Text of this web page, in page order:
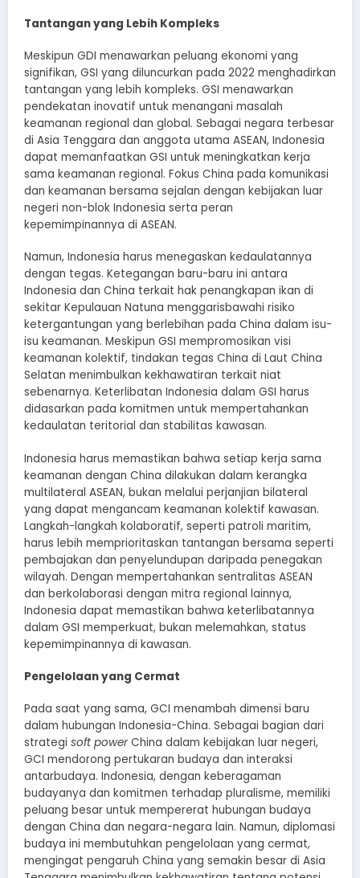
Tantangan yang Lebih Kompleks
Meskipun GDI menawarkan peluang ekonomi yang
signifikan, GSI yang diluncurkan pada 2022 menghadirkan
tantangan yang lebih kompleks. GSI menawarkan
pendekatan inovatif untuk menangani masalah
keamanan regional dan global. Sebagai negara terbesar
di Asia Tenggara dan anggota utama ASEAN, Indonesia
dapat memanfaatkan GSI untuk meningkatkan kerja
sama keamanan regional. Fokus China pada komunikasi
dan keamanan bersama sejalan dengan kebijakan luar
negeri non-blok Indonesia serta peran
kepemimpinannya di ASEAN.
Namun, Indonesia harus menegaskan kedaulatannya
dengan tegas. Ketegangan baru-baru ini antara
Indonesia dan China terkait hak penangkapan ikan di
sekitar Kepulauan Natuna menggarisbawahi risiko
ketergantungan yang berlebihan pada China dalam isu-
isu keamanan. Meskipun GSI mempromosikan visi
keamanan kolektif, tindakan tegas China di Laut China
Selatan menimbulkan kekhawatiran terkait niat
sebenarnya. Keterlibatan Indonesia dalam GSI harus
didasarkan pada komitmen untuk mempertahankan
kedaulatan teritorial dan stabilitas kawasan.
Indonesia harus memastikan bahwa setiap kerja sama
keamanan dengan China dilakukan dalam kerangka
multilateral ASEAN, bukan melalui perjanjian bilateral
yang dapat mengancam keamanan kolektif kawasan.
Langkah-langkah kolaboratif, seperti patroli maritim,
harus lebih memprioritaskan tantangan bersama seperti
pembajakan dan penyelundupan daripada penegakan
wilayah. Dengan mempertahankan sentralitas ASEAN
dan berkolaborasi dengan mitra regional lainnya,
Indonesia dapat memastikan bahwa keterlibatannya
dalam GSI memperkuat, bukan melemahkan, status
kepemimpinannya di kawasan.
Pengelolaan yang Cermat
Pada saat yang sama, GCI menambah dimensi baru
dalam hubungan Indonesia-China. Sebagai bagian dari
strategi soft powerChina dalam kebijakan luar negeri,
GCI mendorong pertukaran budaya dan interaksi
antarbudaya. Indonesia, dengan keberagaman
budayanya dan komitmen terhadap pluralisme, memiliki
peluang besar untuk mempererat hubungan budaya
dengan China dan negara-negara lain. Namun, diplomasi
budaya ini membutuhkan pengelolaan yang cermat,
mengingat pengaruh China yang semakin besar di Asia